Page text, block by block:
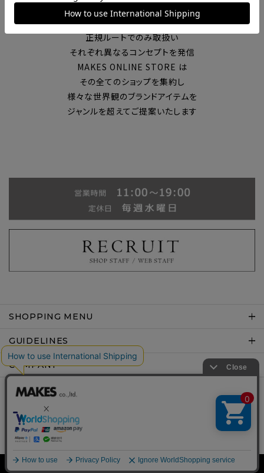
セレクトショップを展開
国内外のブランドを
正規ルートでのみ取扱い
それぞれ異なるコンセプトを発信
MAKES ONLINE STORE は
その全てのショップを集約し
様々な世界観のブランドアイテムを
ジャンルを超えてご提案いたします
SHOPPING MENU
GUIDELINES
COMPANY
Copyright © MAKES co.,ltd .All rights reserved